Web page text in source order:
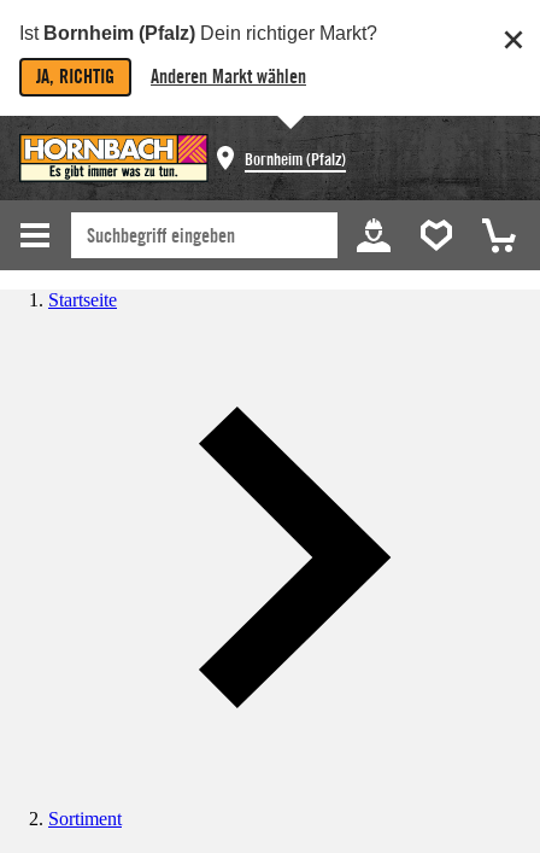
Ist Bornheim (Pfalz) Dein richtiger Markt?
JA, RICHTIG Anderen Markt wählen
Bornheim (Pfalz)
Startseite
Sortiment